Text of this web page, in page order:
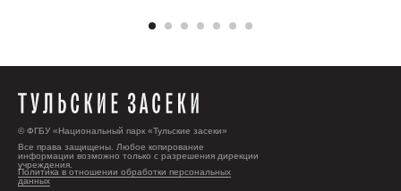
© ФГБУ «Национальный парк «Тульские засеки»
Все права защищены. Любое копирование
информации возможно только с разрешения дирекции
учреждения.
Политика в отношении обработки персональных
данных